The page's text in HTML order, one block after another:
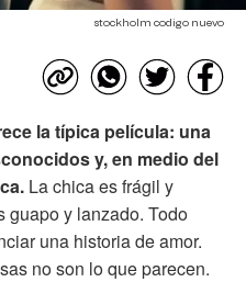
stockholm codigo nuevo
la típica película: una
y, en medio del
La chica es frágil y
guapo y lanzado. Todo
una historia de amor.
no son lo que parecen.